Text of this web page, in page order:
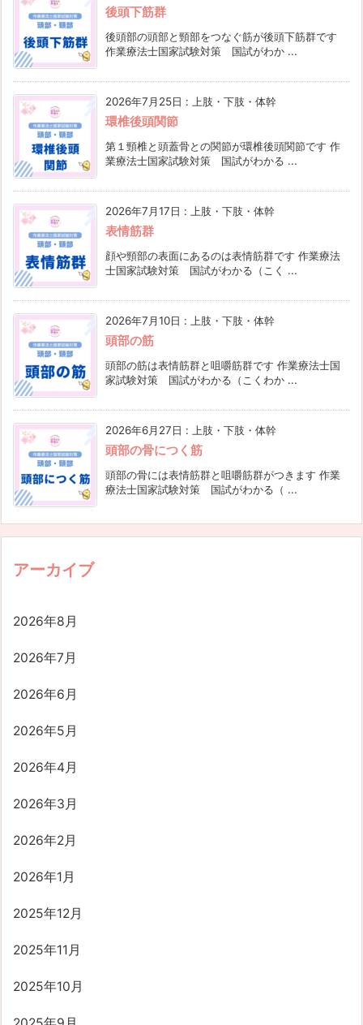
後頭下筋群
後頭部の頭部と頸部をつなぐ筋が後頭下筋群です
作業療法士国家試験対策 国試がわか ...
2026年7月25日 : 上肢・下肢・体幹
環椎後頭関節
第１頸椎と頭蓋骨との関節が環椎後頭関節です 作
業療法士国家試験対策 国試がわかる ...
2026年7月17日 : 上肢・下肢・体幹
表情筋群
顔や頸部の表面にあるのは表情筋群です 作業療法
士国家試験対策 国試がわかる（こく ...
2026年7月10日 : 上肢・下肢・体幹
頭部の筋
頭部の筋は表情筋群と咀嚼筋群です 作業療法士国
家試験対策 国試がわかる（こくわか ...
2026年6月27日 : 上肢・下肢・体幹
頭部の骨につく筋
頭部の骨には表情筋群と咀嚼筋群がつきます 作業
療法士国家試験対策 国試がわかる（ ...
アーカイブ
2026年8月
2026年7月
2026年6月
2026年5月
2026年4月
2026年3月
2026年2月
2026年1月
2025年12月
2025年11月
2025年10月